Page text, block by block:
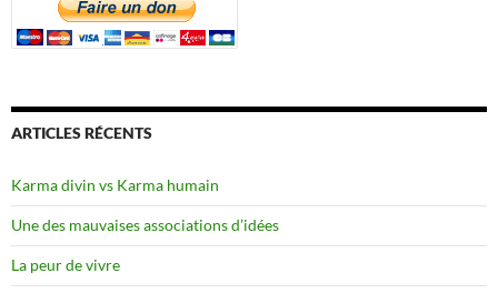
ARTICLES RÉCENTS
Karma divin vs Karma humain
Une des mauvaises associations d’idées
La peur de vivre